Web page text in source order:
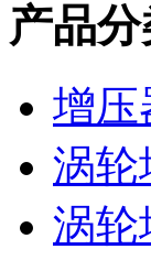
产品
增压
涡轮
涡轮